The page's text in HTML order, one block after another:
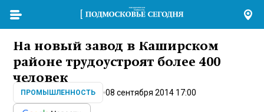
На новый завод в Каширском
районе трудоустроят более 400
человек
ПРОМЫШЛЕННОСТЬ 08 сентября 2014 17:00